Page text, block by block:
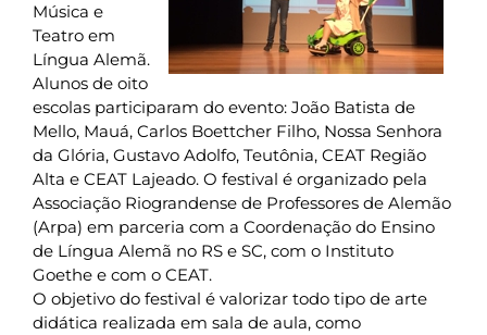
Música e
Teatro em
Língua Alemã.
Alunos de oito
escolas participaram do evento: João Batista de
Mello, Mauá, Carlos Boettcher Filho, Nossa Senhora
da Glória, Gustavo Adolfo, Teutônia, CEAT Região
Alta e CEAT Lajeado. O festival é organizado pela
Associação Riograndense de Professores de Alemão
(Arpa) em parceria com a Coordenação do Ensino
de Língua Alemã no RS e SC, com o Instituto
Goethe e com o CEAT.
O objetivo do festival é valorizar todo tipo de arte
didática realizada em sala de aula, como